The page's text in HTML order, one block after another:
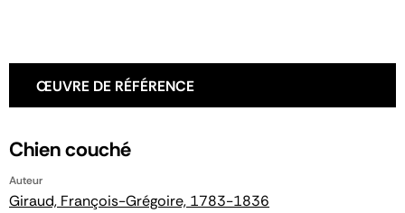
ŒUVRE DE RÉFÉRENCE
Chien couché
Auteur
Giraud, François-Grégoire, 1783-1836